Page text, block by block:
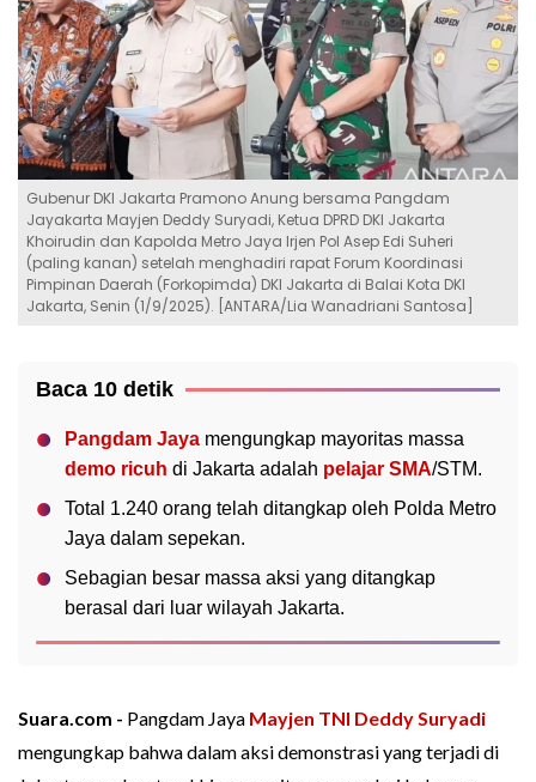
Gubenur DKI Jakarta Pramono Anung bersama Pangdam
Jayakarta Mayjen Deddy Suryadi, Ketua DPRD DKI Jakarta
Khoirudin dan Kapolda Metro Jaya Irjen Pol Asep Edi Suheri
(paling kanan) setelah menghadiri rapat Forum Koordinasi
Pimpinan Daerah (Forkopimda) DKI Jakarta di Balai Kota DKI
Jakarta, Senin (1/9/2025). [ANTARA/Lia Wanadriani Santosa]
Baca 10 detik
Pangdam Jaya mengungkap mayoritas massa
demo ricuh di Jakarta adalah pelajar SMA/STM.
Total 1.240 orang telah ditangkap oleh Polda Metro
Jaya dalam sepekan.
Sebagian besar massa aksi yang ditangkap
berasal dari luar wilayah Jakarta.
Suara.com - Pangdam Jaya Mayjen TNI Deddy Suryadi
mengungkap bahwa dalam aksi demonstrasi yang terjadi di